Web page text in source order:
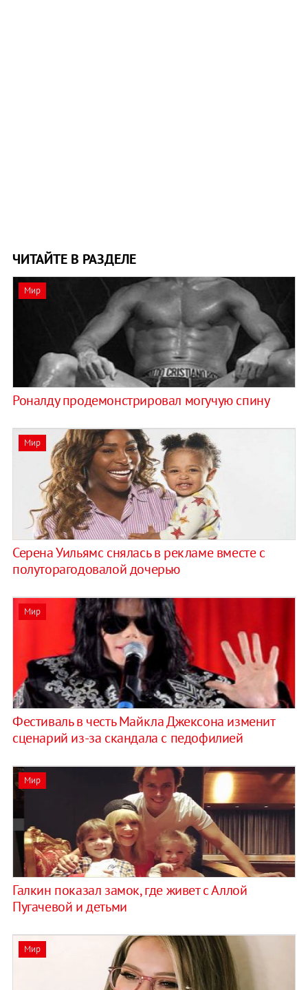
ЧИТАЙТЕ В РАЗДЕЛЕ
Мир
Роналду продемонстрировал могучую спину
Мир
Серена Уильямс снялась в рекламе вместе с
полуторагодовалой дочерью
Мир
Фестиваль в честь Майкла Джексона изменит
сценарий из-за скандала с педофилией
Мир
Галкин показал замок, где живет с Аллой
Пугачевой и детьми
Мир